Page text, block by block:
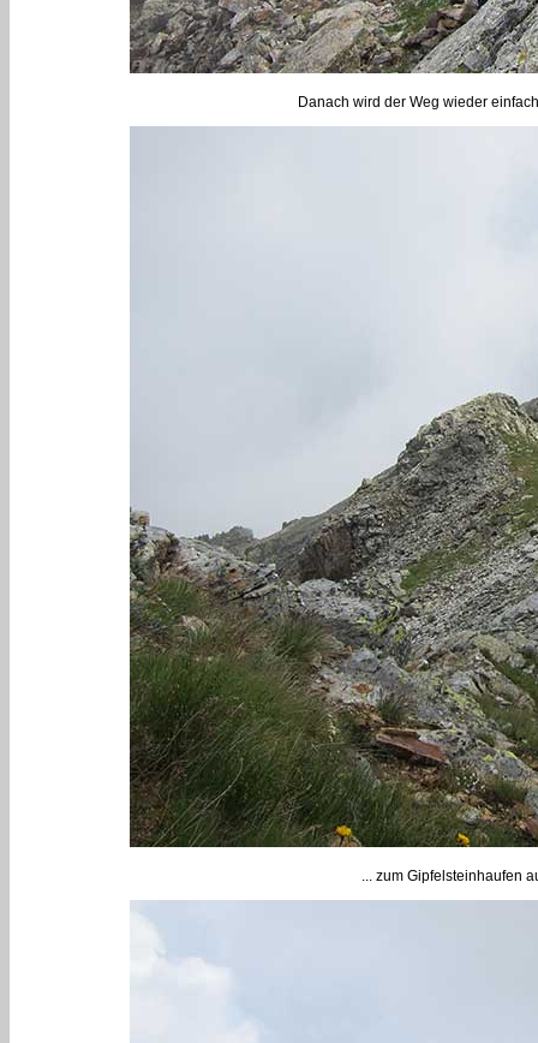
Danach wird der Weg wieder
... zum Gipfelsteinhaufen